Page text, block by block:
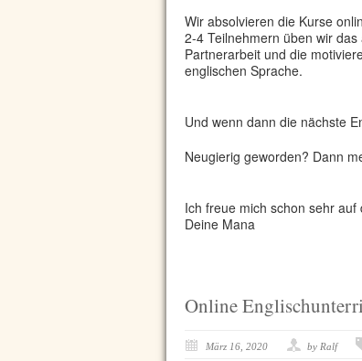
Wir absolvieren die Kurse
2-4 Teilnehmern üben wir
Partnerarbeit und die
englischen Sprache.
Und wenn dann die nächste
Neugierig geworden? Dann
Ich freue mich schon sehr auf
Deine Mana
Online
März 16, 2020 by Ralf